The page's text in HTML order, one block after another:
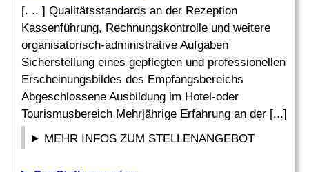
[. .. ] Qualitätsstandards an der Rezeption
Kassenführung, Rechnungskontrolle und weitere
organisatorisch-administrative Aufgaben
Sicherstellung eines gepflegten und professionellen
Erscheinungsbildes des Empfangsbereichs
Abgeschlossene Ausbildung im Hotel-oder
Tourismusbereich Mehrjährige Erfahrung an der [...]
MEHR INFOS ZUM STELLENANGEBOT